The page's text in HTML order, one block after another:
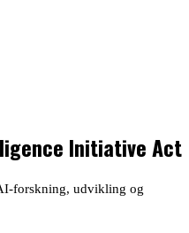
Initiative Act
forskning, udvikling og